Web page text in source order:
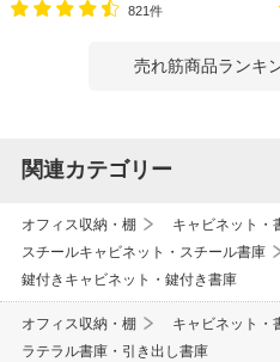
821件
売れ筋商品ランキ
関連カテゴリー
オフィス収納・棚
キャビネット・
スチールキャビネット・スチール書庫
鍵付きキャビネット・鍵付き書庫
オフィス収納・棚 キャビネット・
ラテラル書庫・引き出し書庫